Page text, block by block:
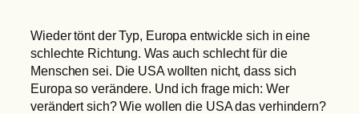
Wieder tönt der Typ, Europa entwickle sich in eine
schlechte Richtung. Was auch schlecht für die
Menschen sei. Die USA wollten nicht, dass sich
Europa so verändere. Und ich frage mich: Wer
verändert sich? Wie wollen die USA das verhindern?